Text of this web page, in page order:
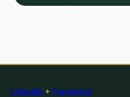
LinkedIn + Facebook